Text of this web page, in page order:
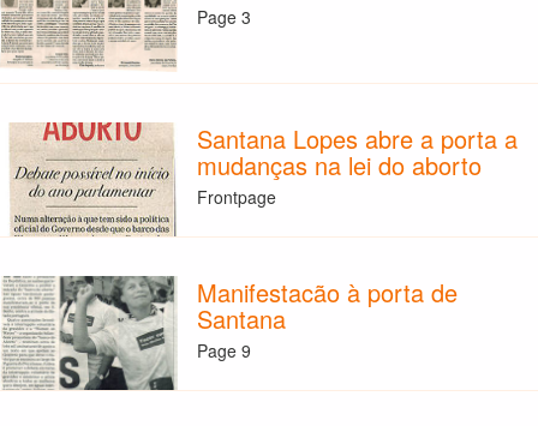
Page 3
Santana Lopes abre a porta a
mudanças na lei do aborto
Frontpage
Manifestacão à porta de
Santana
Page 9